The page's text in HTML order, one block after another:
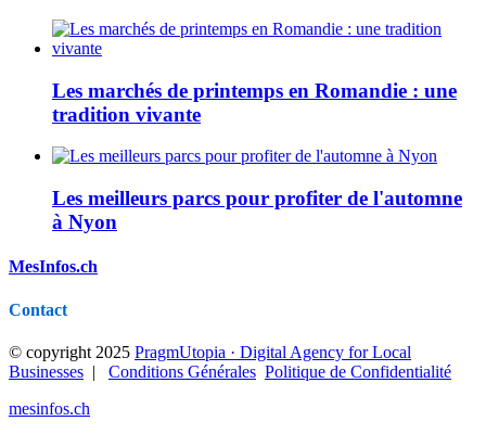
Les marchés de printemps en Romandie : une
tradition vivante
Les meilleurs parcs pour profiter de l'automne
à Nyon
MesInfos.ch
Contact
© copyright 2025 PragmUtopia · Digital Agency for Local
Businesses | Conditions Générales Politique de Confidentialité
mesinfos.ch